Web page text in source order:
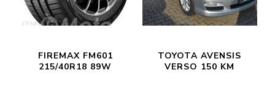
FIREMAX FM601
215/40R18 89W
TOYOTA AVENSIS
VERSO 150 KM